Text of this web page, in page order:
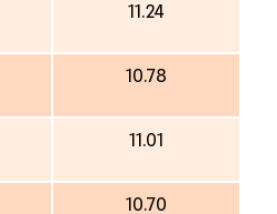
11.24
10.78
11.01
10.70